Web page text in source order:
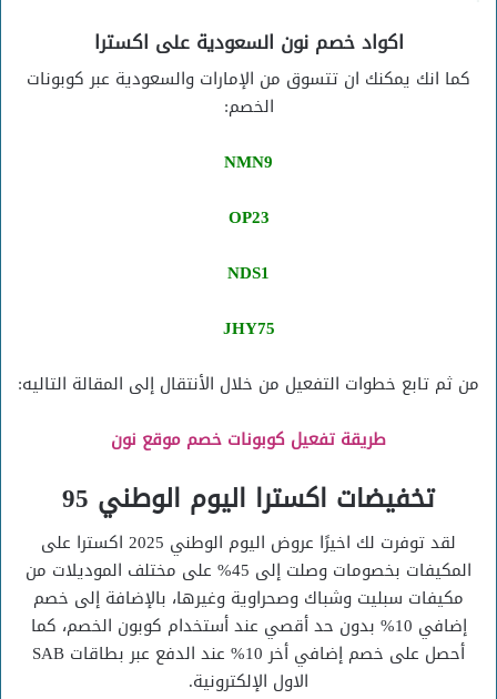
اكواد خصم نون السعودية على اكسترا
كما انك يمكنك ان تتسوق من الإمارات والسعودية عبر كوبونات
الخصم:
NMN9
OP23
NDS1
JHY75
من ثم تابع خطوات التفعيل من خلال الأنتقال إلى المقالة التاليه:
طريقة تفعيل كوبونات خصم موقع نون
تخفيضات اكسترا اليوم الوطني 95
لقد توفرت لك اخيرًا عروض اليوم الوطني 2025 اكسترا على
المكيفات بخصومات وصلت إلى 45% على مختلف الموديلات من
مكيفات سبليت وشباك وصحراوية وغيرها، بالإضافة إلى خصم
إضافي 10% بدون حد أقصي عند أستخدام كوبون الخصم، كما
أحصل على خصم إضافي أخر 10% عند الدفع عبر بطاقات SAB
الاول الإلكترونية.